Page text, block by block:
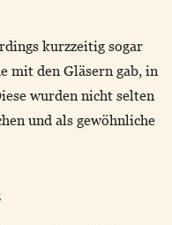
kurzzeitig sogar
mit den Gläsern gab, in
wurden nicht selten
und als gewöhnliche